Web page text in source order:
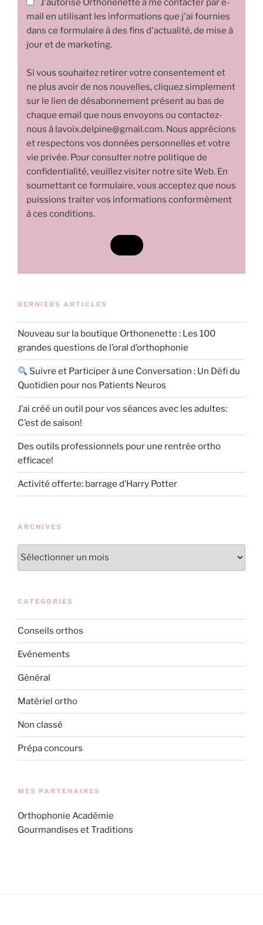
J'autorise Orthonénette à me contacter par e-
mail en utilisant les informations que j'ai fournies
dans ce formulaire à des fins d'actualité, de mise à
jour et de marketing.
Si vous souhaitez retirer votre consentement et
ne plus avoir de nos nouvelles, cliquez simplement
sur le lien de désabonnement présent au bas de
chaque email que nous envoyons ou contactez-
nous à lavoix.delpine@gmail.com. Nous apprécions
et respectons vos données personnelles et votre
vie privée. Pour consulter notre politique de
confidentialité, veuillez visiter notre site Web. En
soumettant ce formulaire, vous acceptez que nous
puissions traiter vos informations conformément
à ces conditions.
DERNIERS ARTICLES
Nouveau sur la boutique Orthonenette : Les 100
grandes questions de l’oral d’orthophonie
Suivre et Participer à une Conversation : Un Défi du
Quotidien pour nos Patients Neuros
J’ai créé un outil pour vos séances avec les adultes:
C’est de saison!
Des outils professionnels pour une rentrée ortho
efficace!
Activité offerte: barrage d’Harry Potter
ARCHIVES
Archives
CATÉGORIES
Conseils orthos
Evénements
Général
Matériel ortho
Non classé
Prépa concours
MES PARTENAIRES
Orthophonie Académie
Gourmandises et Traditions